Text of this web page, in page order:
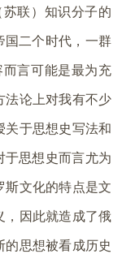
联）知识分子的
国二个时代，一群
言可能是最为充
法论上对我有不少
关于思想史写法和
于思想史而言尤为
斯文化的特点是文
，因此就造成了俄
的思想被看成历史